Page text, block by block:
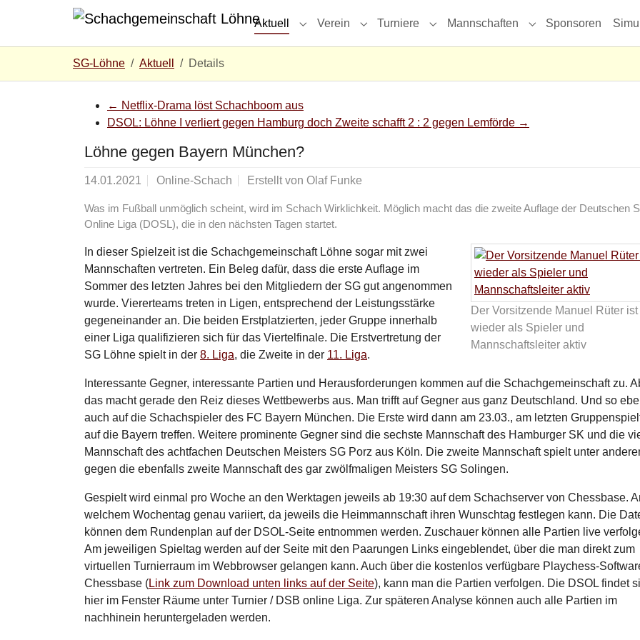
Zum Hauptinhalt springen
Skip to page footer
Aktuell
Submenu for "Aktuell"
Verein
Submenu for "Verein"
Turniere
Submenu for "Turniere"
Mannschaften
Submenu for
Sponsoren
SG-Löhne Aktuell Details
← Netflix-Drama löst Schachboom aus
DSOL: Löhne I verliert gegen Hamburg doch Zweite schafft 2 : 2 gegen Lemförde →
Löhne gegen Bayern München?
14.01.2021 Online-Schach Erstellt von Olaf Funke
Was im Fußball unmöglich scheint, wird im Schach Wirklichkeit. Möglich macht das die zweite Auflage der Deutschen
Online Liga (DOSL), die in den nächsten Tagen startet.
Der Vorsitzende Manuel Rüter ist
wieder als Spieler und
Mannschaftsleiter aktiv
In dieser Spielzeit ist die Schachgemeinschaft Löhne sogar mit zwei
Mannschaften vertreten. Ein Beleg dafür, dass die erste Auflage im
Sommer des letzten Jahres bei den Mitgliedern der SG gut angenommen
wurde. Viererteams treten in Ligen, entsprechend der Leistungsstärke
gegeneinander an. Die beiden Erstplatzierten, jeder Gruppe innerhalb
einer Liga qualifizieren sich für das Viertelfinale. Die Erstvertretung der
SG Löhne spielt in der 8. Liga, die Zweite in der 11. Liga.
Interessante Gegner, interessante Partien und Herausforderungen kommen auf die Schachgemeinschaft zu.
das macht gerade den Reiz dieses Wettbewerbs aus. Man trifft auf Gegner aus ganz Deutschland. Und so
auch auf die Schachspieler des FC Bayern München. Die Erste wird dann am 23.03., am letzten
auf die Bayern treffen. Weitere prominente Gegner sind die sechste Mannschaft des Hamburger SK und die
Mannschaft des achtfachen Deutschen Meisters SG Porz aus Köln. Die zweite Mannschaft spielt unter
gegen die ebenfalls zweite Mannschaft des gar zwölfmaligen Meisters SG Solingen.
Gespielt wird einmal pro Woche an den Werktagen jeweils ab 19:30 auf dem Schachserver von Chessbase.
welchem Wochentag genau variiert, da jeweils die Heimmannschaft ihren Wunschtag festlegen kann. Die
können dem Rundenplan auf der DSOL-Seite entnommen werden. Zuschauer können alle Partien live
Am jeweiligen Spieltag werden auf der Seite mit den Paarungen Links eingeblendet, über die man direkt zum
virtuellen Turnierraum im Webbrowser gelangen kann. Auch über die kostenlos verfügbare Playchess-
Chessbase (Link zum Download unten links auf der Seite), kann man die Partien verfolgen. Die DSOL findet
hier im Fenster Räume unter Turnier / DSB online Liga. Zur späteren Analyse können auch alle Partien im
nachhinein heruntergeladen werden.